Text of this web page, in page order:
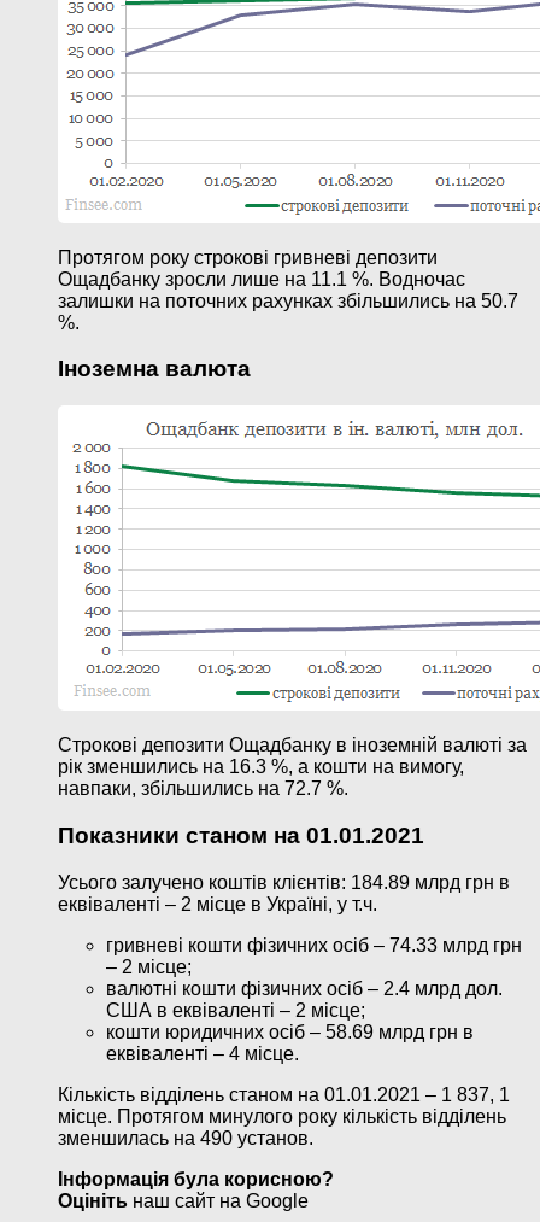
Протягом року строкові гривневі депозити
Ощадбанку зросли лише на 11.1 %. Водночас
залишки на поточних рахунках збільшились на 50.7
%.
Іноземна валюта
Строкові депозити Ощадбанку в іноземній валюті за
рік зменшились на 16.3 %, а кошти на вимогу,
навпаки, збільшились на 72.7 %.
Показники станом на 01.01.2021
Усього залучено коштів клієнтів: 184.89 млрд грн в
еквіваленті – 2 місце в Україні, у т.ч.
гривневі кошти фізичних осіб – 74.33 млрд грн
– 2 місце;
валютні кошти фізичних осіб – 2.4 млрд дол.
США в еквіваленті – 2 місце;
кошти юридичних осіб – 58.69 млрд грн в
еквіваленті – 4 місце.
Кількість відділень станом на 01.01.2021 – 1 837, 1
місце. Протягом минулого року кількість відділень
зменшилась на 490 установ.
Інформація була корисною?
Оцініть наш сайт на Google